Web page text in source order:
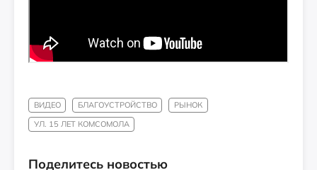
ВИДЕО БЛАГОУСТРОЙСТВО
РЫНОК
УЛ. 15 ЛЕТ КОМСОМОЛА
Поделитесь новостью